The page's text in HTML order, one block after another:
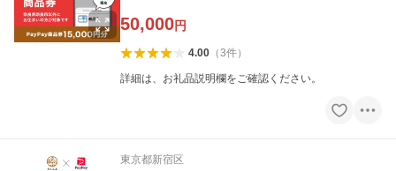
50,000円
4.00（3件）
詳細は、お礼品説明欄をご確認ください。
東京都新宿区